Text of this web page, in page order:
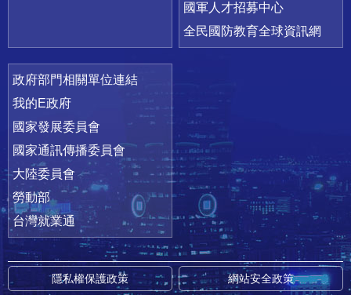
國軍人才招募中心
全民國防教育全球資訊網
政府部門相關單位連結
我的E政府
國家發展委員會
國家通訊傳播委員會
大陸委員會
勞動部
台灣就業通
隱私權保護政策 網站安全政策